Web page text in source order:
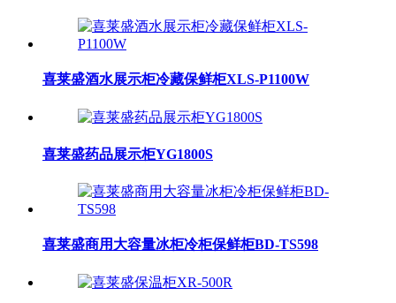
喜莱盛酒水展示柜冷藏保鲜柜XLS-P1100W
喜莱盛药品展示柜YG1800S
喜莱盛商用大容量冰柜冷柜保鲜柜BD-TS598